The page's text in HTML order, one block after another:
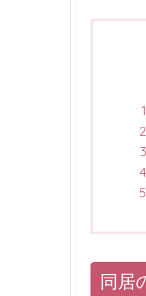
同居